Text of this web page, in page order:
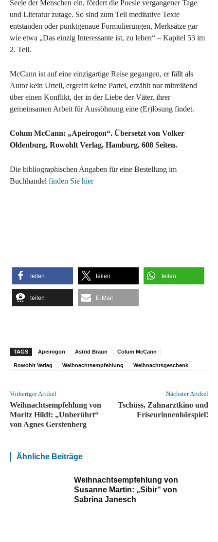
Seele der Menschen ein, fördert die Poesie vergangener Tage
und Literatur zutage. So sind zum Teil meditative Texte
entstanden oder punktgenaue Formulierungen, Merksätze gar
wie etwa „Das einzig Interessante ist, zu leben“ – Kapitel 53 im
2. Teil.
McCann ist auf eine einzigartige Reise gegangen, er fällt als
Autor kein Urteil, ergreift keine Partei, erzählt nur mitreißend
über einen Konflikt, der in der Liebe der Väter, ihrer
gemeinsamen Arbeit für Aussöhnung eine (Er)lösung findet.
Colum McCann: „Apeirogon“. Übersetzt von Volker
Oldenburg, Rowohlt Verlag, Hamburg, 608 Seiten.
Die bibliographischen Angaben für eine Bestellung im
Buchhandel finden Sie hier
teilen teilen teilen
teilen E-Mail
TAGS Apeirogon Astrid Braun Colum McCann
Rowohlt Verlag Weihnachtsempfehlung Weihnachtsgeschenk
Vorheriger Artikel
Weihnachtsempfehlung von
Moritz Hildt: „Unberührt“
von Agnes Gerstenberg
Nächster Artikel
Tschüss, Zahnarztkino und
Friseurinnenhörspiel!
Ähnliche Beiträge
Weihnachtsempfehlung von
Susanne Martin: „Sibir“ von
Sabrina Janesch